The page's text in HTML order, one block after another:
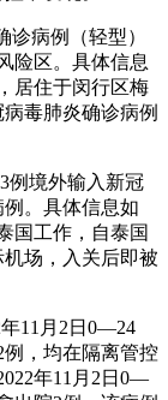
诊病例（轻型）
险区。具体信息
居住于闵行区梅
毒肺炎确诊病例
例境外输入新冠
。具体信息如
国工作，自泰国
机场，入关后即被
年11月2日0—24
，均在隔离管控
年11月2日0—